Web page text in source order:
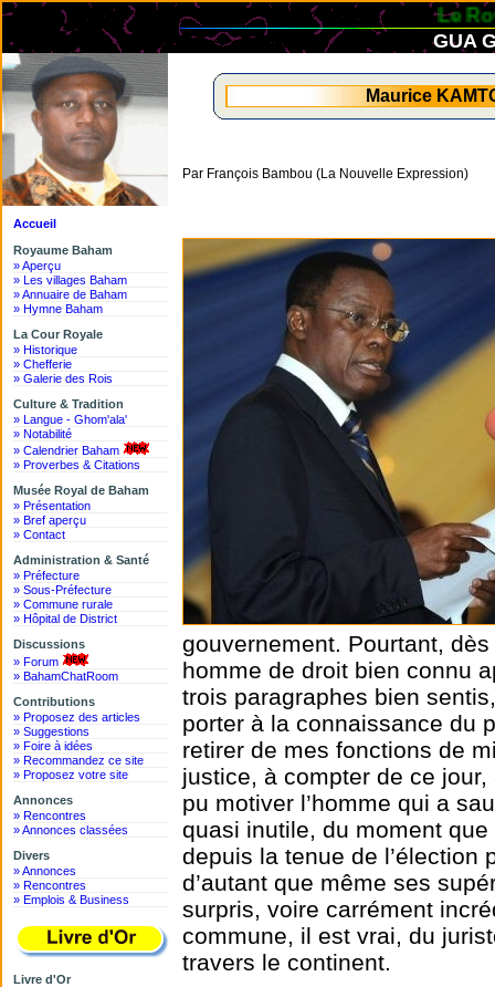
Le
GUA
Accueil
Royaume Baham
» Aperçu
» Les villages Baham
» Annuaire de Baham
» Hymne Baham
La Cour Royale
» Historique
» Chefferie
» Galerie des Rois
Culture & Tradition
» Langue - Ghom'ala'
» Notabilité
» Calendrier Baham
» Proverbes & Citations
Musée Royal de Baham
» Présentation
» Bref aperçu
» Contact
Administration & Santé
» Préfecture
» Sous-Préfecture
» Commune rurale
» Hôpital de District
Discussions
» Forum
» BahamChatRoom
Contributions
» Proposez des articles
» Suggestions
» Foire à idées
» Recommandez ce site
» Proposez votre site
Annonces
» Rencontres
» Annonces classées
Divers
» Annonces
» Rencontres
» Emplois & Business
Livre d'Or
Maurice
Par François Bambou (La Nouvelle Expression)
gouvernement. Pourtant,
homme de droit bien connu
trois paragraphes bien
porter à la connaissance du
retirer de mes fonctions de
justice, à compter de ce
pu motiver l’homme qui a
quasi inutile, du moment
depuis la tenue de l’élection
d’autant que même ses
surpris, voire carrément
commune, il est vrai, du
travers le continent.